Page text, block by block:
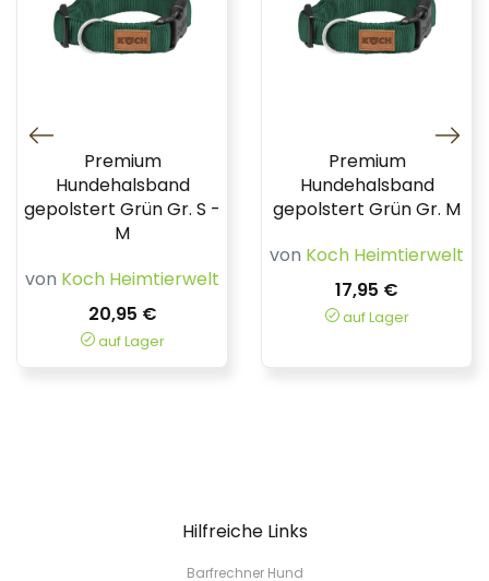
Premium
Hundehalsband
gepolstert Grün Gr. S -
M
von Koch Heimtierwelt
20,95 €
auf Lager
Premium
Hundehalsband
gepolstert Grün Gr. M
von Koch Heimtierwelt
17,95 €
auf Lager
Hilfreiche Links
Barfrechner Hund